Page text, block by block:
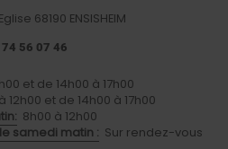
68190 ENSISHEIM
74 56 07 46
et de 14h00 à 17h00
12h00 et de 14h00 à 17h00
8h00 à 12h00
samedi matin : Sur rendez-vous